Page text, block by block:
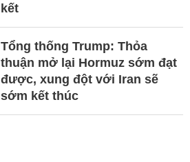
kết
Tổng thống Trump: Thỏa
thuận mở lại Hormuz sớm đạt
được, xung đột với Iran sẽ
sớm kết thúc